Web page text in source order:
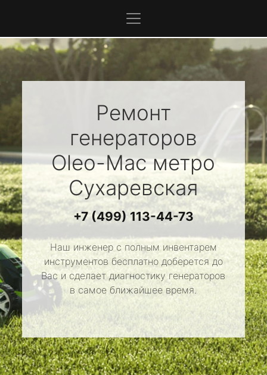
Ремонт
генераторов
Oleo-Macметро
Сухаревская
+7 (499) 113-44-73
Наш инженер с полным инвентарем
инструментов бесплатно доберется до
Вас и сделает диагностику генераторов
в самое ближайшее время.